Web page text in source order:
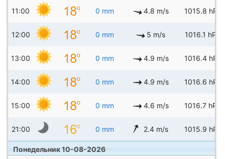
11:00 0 mm 4.8 m/s 1015.8 hPa
12:00 0 mm 5 m/s 1016.1 hPa
13:00 0 mm 4.9 m/s 1016.4 hPa
14:00 0 mm 4.9 m/s 1016.6 hPa
15:00 0 mm 4.6 m/s 1016.7 hPa
21:00 0 mm 2.4 m/s 1015.9 hPa
Понедельник 10-08-2026